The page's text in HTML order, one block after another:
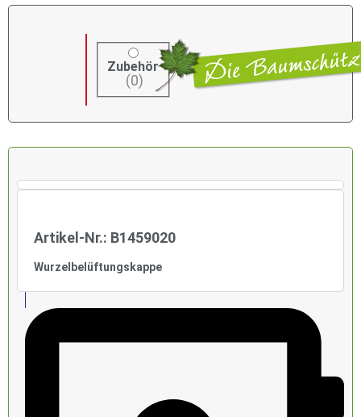
Zubehör
(0)
Artikel-Nr.: B1459020
Wurzelbelüftungskappe